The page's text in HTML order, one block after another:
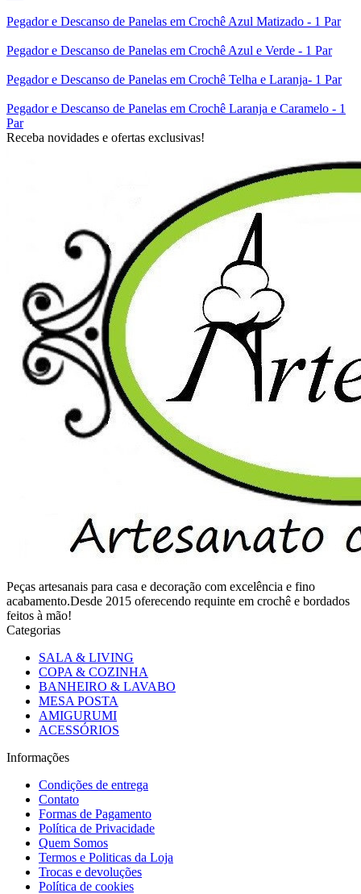
Pegador e Descanso de Panelas em Crochê Azul Matizado - 1 Par
Pegador e Descanso de Panelas em Crochê Azul e Verde - 1 Par
Pegador e Descanso de Panelas em Crochê Telha e Laranja- 1 Par
Pegador e Descanso de Panelas em Crochê Laranja e Caramelo - 1
Par
Receba novidades e ofertas exclusivas!
Peças artesanais para casa e decoração com excelência e fino
acabamento.Desde 2015 oferecendo requinte em crochê e bordados
feitos à mão!
Categorias
SALA & LIVING
COPA & COZINHA
BANHEIRO & LAVABO
MESA POSTA
AMIGURUMI
ACESSÓRIOS
Informações
Condições de entrega
Contato
Formas de Pagamento
Política de Privacidade
Quem Somos
Termos e Politicas da Loja
Trocas e devoluções
Política de cookies